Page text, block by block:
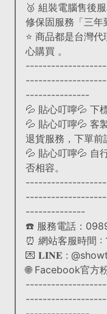
🥉 組裝電腦售後
修保固服務「三年
⭐️ 商品都是台灣
心購買 。
---------------
💦 貼心叮嚀💦 下
💦 貼心叮嚀💦 客
退貨服務，下單前
💦 貼心叮嚀💦 自
否相容。
--------------
☎️ 服務電話：
⏰ 網站客服時間
💌 𝐋𝐈𝐍𝐄 :
🌐 Facebook官方